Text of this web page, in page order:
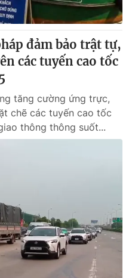
đảm bảo trật tự,
các tuyến cao tốc
tăng cường ứng trực,
chẽ các tuyến cao tốc
thông thông suốt...